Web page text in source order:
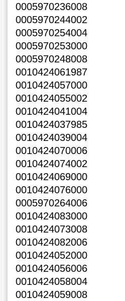
0005970236008
0005970244002
0005970254004
0005970253000
0005970248008
0010424061987
0010424057000
0010424055002
0010424041004
0010424037985
0010424039004
0010424070006
0010424074002
0010424069000
0010424076000
0005970264006
0010424083000
0010424073008
0010424082006
0010424052000
0010424056006
0010424058004
0010424059008